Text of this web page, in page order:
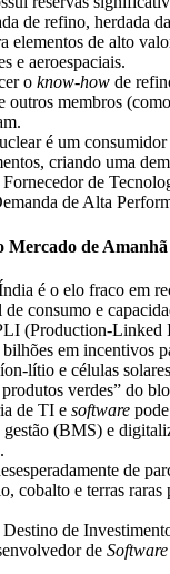
de refino, herdada
elementos de alto
e aeroespaciais.
o know-how de
outros membros
é um
criando uma
de
de Alta
Mercado de Amanhã
é o elo fraco em
consumo e
(Production-Linked
em incentivos
lítio e células
verdes” do
de TI e software
gestão (BMS) e
de
cobalto e terras raras
de
de Software